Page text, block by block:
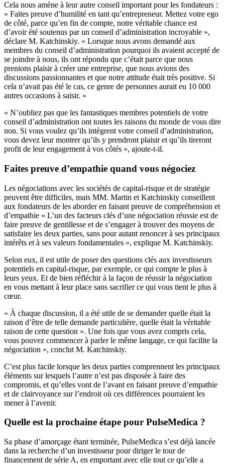
Cela nous amène à leur autre conseil important pour les fondateurs :
« Faites preuve d’humilité en tant qu’entrepreneur. Mettez votre ego
de côté, parce qu’en fin de compte, notre véritable chance est
d’avoir été soutenus par un conseil d’administration incroyable »,
déclare M. Katchinskiy. « Lorsque nous avons demandé aux
membres du conseil d’administration pourquoi ils avaient accepté de
se joindre à nous, ils ont répondu que c’était parce que nous
prenions plaisir à créer une entreprise, que nous avions des
discussions passionnantes et que notre attitude était très positive. Si
cela n’avait pas été le cas, ce genre de personnes aurait eu 10 000
autres occasions à saisir. »
« N’oubliez pas que les fantastiques membres potentiels de votre
conseil d’administration ont toutes les raisons du monde de vous dire
non. Si vous voulez qu’ils intègrent votre conseil d’administration,
vous devez leur montrer qu’ils y prendront plaisir et qu’ils tireront
profit de leur engagement à vos côtés », ajoute-t-il.
Faites preuve d’empathie quand vous négociez
Les négociations avec les sociétés de capital-risque et de stratégie
peuvent être difficiles, mais MM. Martin et Katchinskiy conseillent
aux fondateurs de les aborder en faisant preuve de compréhension et
d’empathie « L’un des facteurs clés d’une négociation réussie est de
faire preuve de gentillesse et de s’engager à trouver des moyens de
satisfaire les deux parties, sans pour autant renoncer à ses principaux
intérêts et à ses valeurs fondamentales », explique M. Katchinskiy.
Selon eux, il est utile de poser des questions clés aux investisseurs
potentiels en capital-risque, par exemple, ce qui compte le plus à
leurs yeux. Et de bien réfléchir à la façon de réussir la négociation
en vous mettant à leur place sans sacrifier ce qui vous tient le plus à
cœur.
« À chaque discussion, il a été utile de se demander quelle était la
raison d’être de telle demande particulière, quelle était la véritable
raison de cette question ». Une fois que vous avez compris cela,
vous pouvez commencer à parler le même langage, ce qui facilite la
négociation », conclut M. Katchinskiy.
C’est plus facile lorsque les deux parties comprennent les principaux
éléments sur lesquels l’autre n’est pas disposée à faire des
compromis, et qu’elles vont de l’avant en faisant preuve d’empathie
et de clairvoyance sur l’endroit où ces différences pourraient les
mener à l’avenir.
Quelle est la prochaine étape pour PulseMedica ?
Sa phase d’amorçage étant terminée, PulseMedica s’est déjà lancée
dans la recherche d’un investisseur pour diriger le tour de
financement de série A, en emportant avec elle tout ce qu’elle a